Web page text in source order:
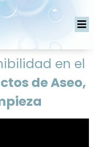
en el
de Aseo,